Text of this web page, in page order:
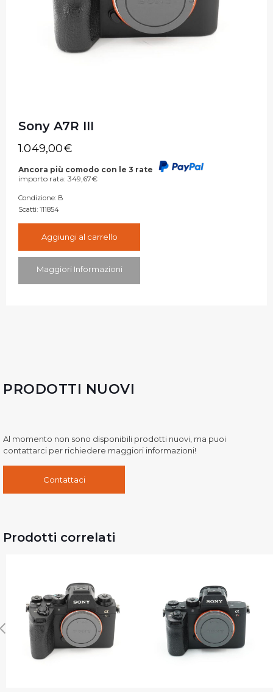
Sony A7R III
1.049,00€
Ancora più comodo con le 3 rate
importo rata: 349,67€
Condizione: B
Scatti: 111854
Aggiungi al carrello
Maggiori Informazioni
PRODOTTI NUOVI
Al momento non sono disponibili prodotti nuovi, ma puoi
contattarci per richiedere maggiori informazioni!
Contattaci
Prodotti correlati